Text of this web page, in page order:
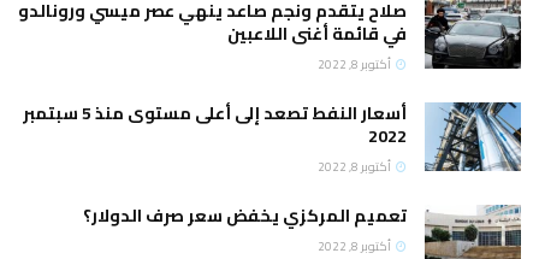
صلاح يتقدم ونجم صاعد ينهي عصر ميسي ورونالدو
في قائمة أغنى اللاعبين
أكتوبر 8, 2022
أسعار النفط تصعد إلى أعلى مستوى منذ 5 سبتمبر
2022
أكتوبر 8, 2022
تعميم المركزي يخفض سعر صرف الدولار؟
أكتوبر 8, 2022